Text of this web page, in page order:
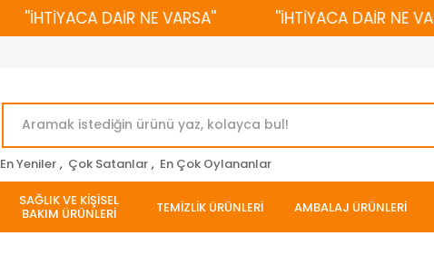
''İHTİYACA DAİR NE VARSA'' ''İHTİYACA DAİR NE VARSA''
En Yeniler , Çok Satanlar , En Çok Oylananlar
SAĞLIK VE KİŞİSEL
BAKIM ÜRÜNLERİ TEMİZLİK ÜRÜNLERİ AMBALAJ ÜRÜNLERİ